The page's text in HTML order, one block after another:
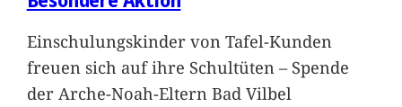
Einschulungskinder von Tafel-Kunden
freuen sich auf ihre Schultüten – Spende
der Arche-Noah-Eltern Bad Vilbel